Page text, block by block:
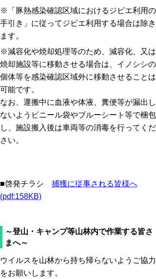
※「豚熱感染確認区域におけるジビエ利用の
手引き」に従ってジビエ利用する場合は除き
ます。
※減容化や焼却処理等のため、減容化、又は
焼却施設等に移動させる場合は、イノシシの
個体等を感染確認区域外に移動させることは
可能です。
なお、運搬中に血液や体液、糞便等が漏出し
ないようビニール袋やブルーシート等で梱包
し、施設搬入後は車両等の消毒を行ってくだ
さい。
■啓発チラシ 捕獲に従事される皆様へ
(pdf:158KB)
～登山・キャンプ等山林内で作業する皆さ
まへ～
ウイルスを山林から持ち帰らないようご協力
をお願いします。